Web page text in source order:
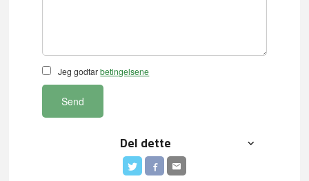
Jeg godtarbetingelsene
Send
Del dette